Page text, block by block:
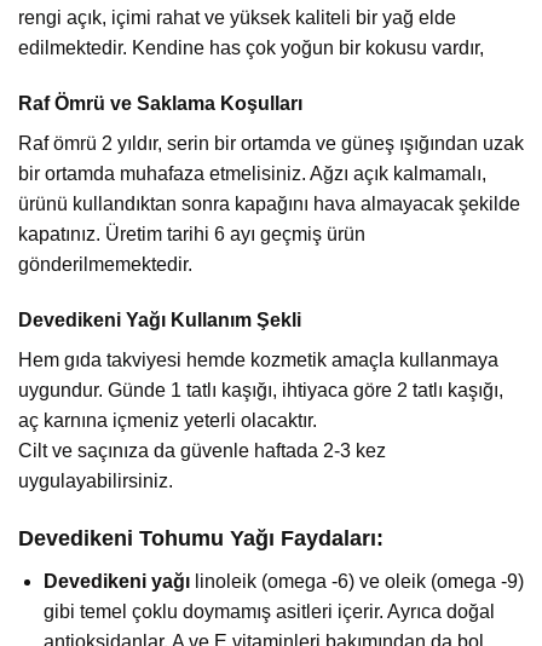
rengi açık, içimi rahat ve yüksek kaliteli bir yağ elde
edilmektedir. Kendine has çok yoğun bir kokusu vardır,
Raf Ömrü ve Saklama Koşulları
Raf ömrü 2 yıldır, serin bir ortamda ve güneş ışığından uzak
bir ortamda muhafaza etmelisiniz. Ağzı açık kalmamalı,
ürünü kullandıktan sonra kapağını hava almayacak şekilde
kapatınız. Üretim tarihi 6 ayı geçmiş ürün
gönderilmemektedir.
Devedikeni Yağı Kullanım Şekli
Hem gıda takviyesi hemde kozmetik amaçla kullanmaya
uygundur. Günde 1 tatlı kaşığı, ihtiyaca göre 2 tatlı kaşığı,
aç karnına içmeniz yeterli olacaktır.
Cilt ve saçınıza da güvenle haftada 2-3 kez
uygulayabilirsiniz.
Devedikeni Tohumu Yağı Faydaları:
Devedikeni yağı linoleik (omega -6) ve oleik (omega -9)
gibi temel çoklu doymamış asitleri içerir. Ayrıca doğal
antioksidanlar, A ve E vitaminleri bakımından da bol